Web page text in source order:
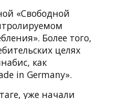
«Свободной
Более того,
целях
как
in Germany».
уже начали